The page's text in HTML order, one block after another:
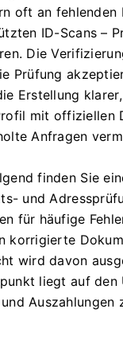
oft an fehlenden
ID-Scans –
Die
Prüfung
Erstellung
mit offiziellen
Anfragen
finden Sie
und
für häufige
korrigierte
wird davon
liegt auf